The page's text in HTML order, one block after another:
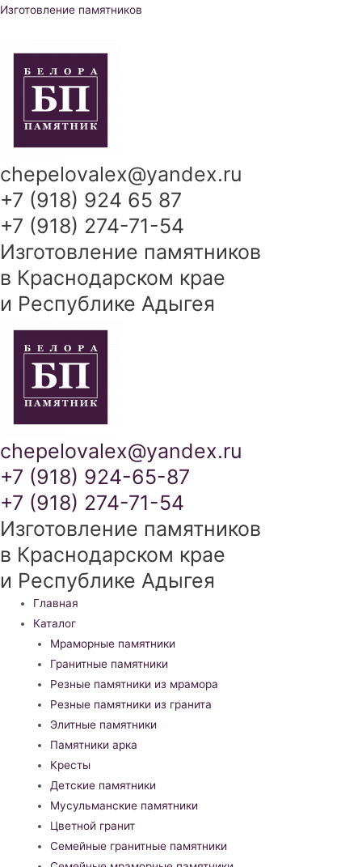
Перейти
Изготовление памятников
chepelovalex@yandex.ru
+7 (918) 924 65 87
+7 (918) 274-71-54
Изготовление памятников
в Краснодарском крае
и Республике Адыгея
chepelovalex@yandex.ru
+7 (918) 924-65-87
+7 (918) 274-71-54
Изготовление памятников
в Краснодарском крае
и Республике Адыгея
Меню
Главная
Каталог
Мраморные памятники
Гранитные памятники
Резные памятники из мрамора
Резные памятники из гранита
Элитные памятники
Памятники арка
Кресты
Детские памятники
Мусульманские памятники
Цветной гранит
Семейные гранитные памятники